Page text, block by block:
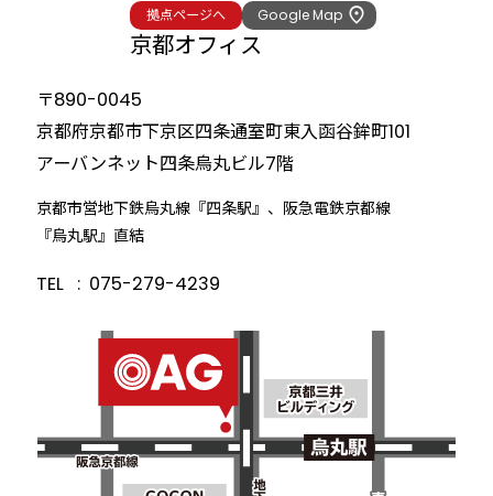
拠点ページへ Google Map
京都オフィス
〒890-0045
京都府京都市下京区四条通室町東入函谷鉾町101
アーバンネット四条烏丸ビル7階
京都市営地下鉄烏丸線『四条駅』、阪急電鉄京都線
『烏丸駅』直結
TEL 075-279-4239